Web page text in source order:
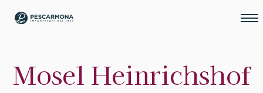
Mosel Heinrichshof